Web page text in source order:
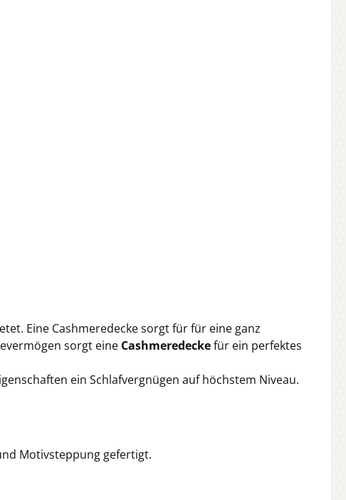
Eine Cashmeredecke sorgt für für eine ganz
sorgt eine Cashmeredeckefür ein perfektes
ein Schlafvergnügen auf höchstem Niveau.
Motivsteppung gefertigt.